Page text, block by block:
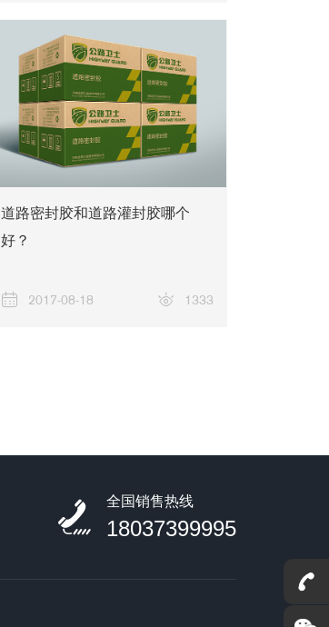
道路密封胶和道路灌封胶哪个
好？
2017-08-18 1333
全国销售热线
18037399995